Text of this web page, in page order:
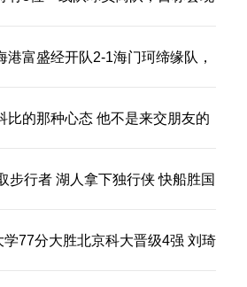
港富盛经开队2-1海门珂缔缘队，
比的那种心态 他不是来交朋友的
步行者 湖人拿下独行侠 快船胜国
77分大胜北京科大晋级4强 刘琦